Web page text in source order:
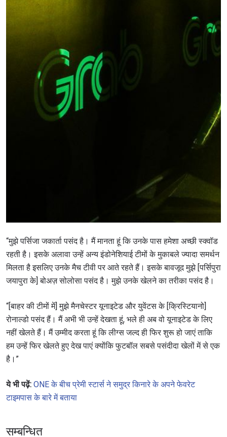
“मुझे पर्सिजा जकार्ता पसंद है। मैं मानता हूं कि उनके पास हमेशा अच्छी स्क्वॉड
रहती है। इसके अलावा उन्हें अन्य इंडोनेशियाई टीमों के मुकाबले ज्यादा समर्थन
मिलता है इसलिए उनके मैच टीवी पर आते रहते हैं। इसके बावजूद मुझे [पर्सिपुरा
जयापुरा के] बोअज़ सोलोसा पसंद है। मुझे उनके खेलने का तरीका पसंद है।
“[बाहर की टीमों में] मुझे मैनचेस्टर यूनाइटेड और युवेंटस के [क्रिस्टियानो]
रोनाल्डो पसंद हैं। मैं अभी भी उन्हें देखता हूं, भले ही अब वो यूनाइटेड के लिए
नहीं खेलते हैं। मैं उम्मीद करता हूं कि लीग्स जल्द ही फिर शुरू हो जाएं ताकि
हम उन्हें फिर खेलते हुए देख पाएं क्योंकि फुटबॉल सबसे पसंदीदा खेलों में से एक
है।”
ये भी पढ़ें: ONE के बीच प्रेमी स्टार्स ने समुद्र किनारे के अपने फेवरेट
टाइमपास के बारे में बताया
सम्बन्धित
हाइलाइट्स देखें
Take ONE Championship wherever you go! Sign up now
नाम
सदस्यता लें
By submitting this form, you are agreeing to our
under ourPrivacy Policy. You may unsubscribe from
these communications at any time.